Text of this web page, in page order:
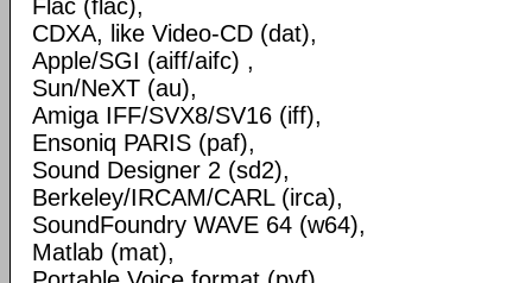
Flac (flac),
CDXA, like Video-CD (dat),
Apple/SGI (aiff/aifc) ,
Sun/NeXT (au),
Amiga IFF/SVX8/SV16 (iff),
Ensoniq PARIS (paf),
Sound Designer 2 (sd2),
Berkeley/IRCAM/CARL (irca),
SoundFoundry WAVE 64 (w64),
Matlab (mat),